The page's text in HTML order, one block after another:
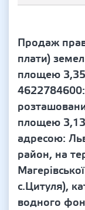
Продаж
плати)
площею
площею
адресою:
район, на
с.Цитуля),
водного